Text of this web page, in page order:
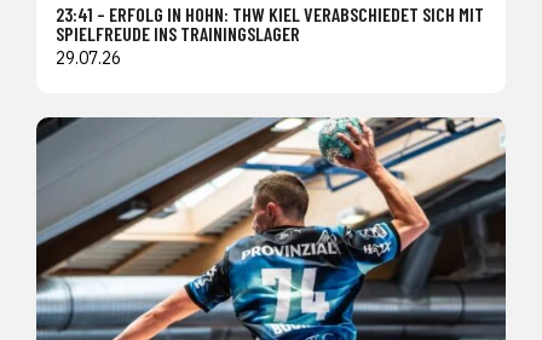
23:41 – ERFOLG IN HOHN: THW KIEL VERABSCHIEDET SICH MIT
SPIELFREUDE INS TRAININGSLAGER
29.07.26